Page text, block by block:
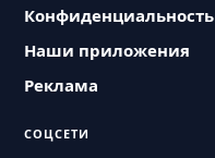
Конфиденциальность
Наши приложения
Реклама
СОЦСЕТИ